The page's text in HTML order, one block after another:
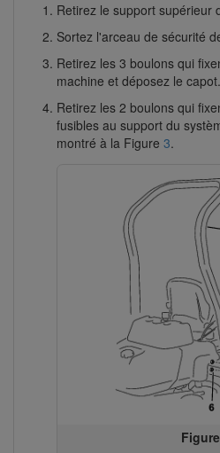
Retirez le support supérieur
Sortez l'arceau de sécurité
Retirez les 3 boulons qui
machine et déposez le capot.
Retirez les 2 boulons qui
fusibles au support du
montré à la Figure 3.